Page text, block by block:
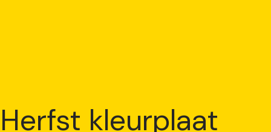
Herfst kleurplaat